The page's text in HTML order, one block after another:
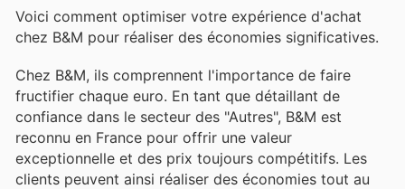
Voici comment optimiser votre expérience d'achat
chez B&M pour réaliser des économies significatives.
Chez B&M, ils comprennent l'importance de faire
fructifier chaque euro. En tant que détaillant de
confiance dans le secteur des "Autres", B&M est
reconnu en France pour offrir une valeur
exceptionnelle et des prix toujours compétitifs. Les
clients peuvent ainsi réaliser des économies tout au